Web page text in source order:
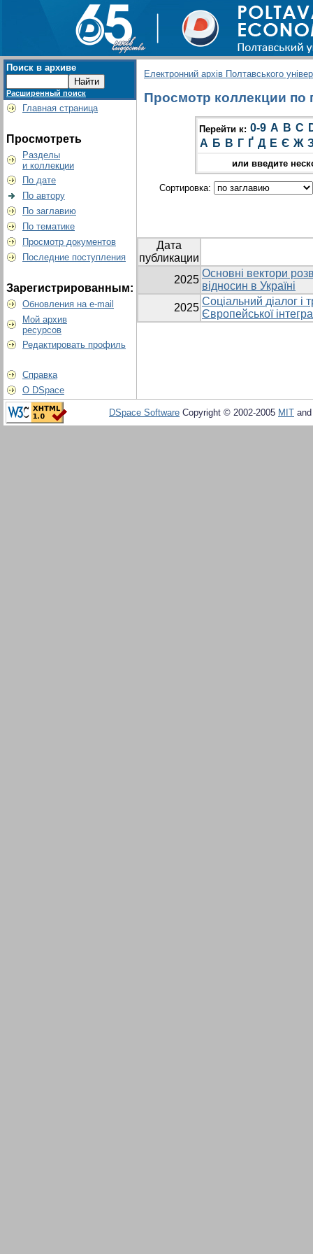
Поиск в архиве
Расширенный поиск
Главная страница
Просмотреть
Разделы
и коллекции
По дате
По автору
По заглавию
По тематике
Просмотр документов
Последние поступления
Зарегистрированным:
Обновления на e-mail
Мой архив
ресурсов
Редактировать профиль
Справка
О DSpace
Електронний архів Полтавського
Просмотр коллекции по
Перейти к: 0-9 A B C
А Б В Г Ґ Д Е Є Ж
или введите
Сортировка:
Дата
публикации
2025
Основні вектори
відносин в Україні
2025
Соціальний діалог і
Європейської
DSpace Software Copyright © 2002-2005 MIT